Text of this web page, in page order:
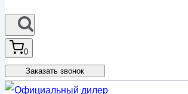
0
Заказать звонок